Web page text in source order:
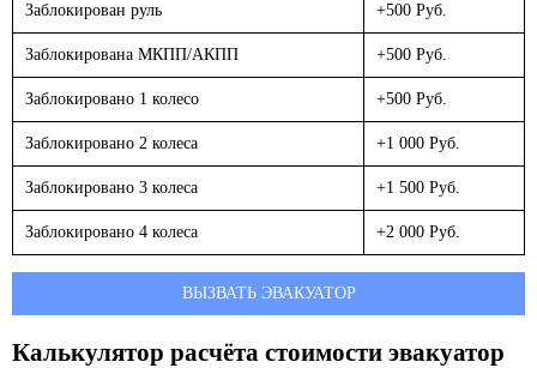
Заблокирован руль +500 Руб.
Заблокирована МКПП/АКПП +500 Руб.
Заблокировано 1 колесо +500 Руб.
Заблокировано 2 колеса +1 000 Руб.
Заблокировано 3 колеса +1 500 Руб.
Заблокировано 4 колеса +2 000 Руб.
ВЫЗВАТЬ ЭВАКУАТОР
Калькулятор расчёта стоимости эвакуатор